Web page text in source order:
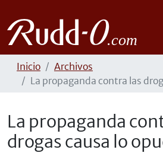
Inicio
Archivos
La propaganda contra las
La propaganda
drogas causa lo